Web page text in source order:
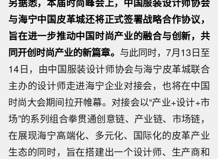
与海宁中国皮革城还将正式签署战略合作协议，
旨在进一步推动中国时尚产业的融合与创新，共
同开创时尚产业的新篇章。 与此同时，7月13日至
14日，由中国服装设计师协会与海宁皮革城联合
主办的设计师走进海宁企业对接会，也将在中国
时尚大会期间拉开帷幕。对接会以“产业+设计+市
场”的系列组合拳贯通创意链、产业链、市场链，
在展现海宁高端化、多元化、国际化的皮革产业
生态的同时，旨在搭建出一个设计师、生产商和